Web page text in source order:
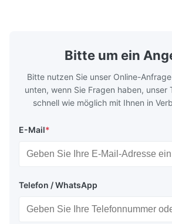
Bitte um ein
Bitte nutzen Sie unser Online-
unten, wenn Sie Fragen haben, unser
schnell wie möglich mit Ihnen in
E-Mail*
Telefon / WhatsApp